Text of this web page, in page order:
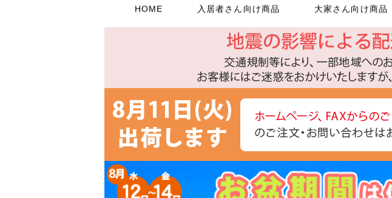
HOME 入居者さん向け商品
貼ってはがせる壁紙
ウォールステッカー
扉・窓・家具に使う
つまみ
スイッチプレート
コンセントプレート
ダボ
あおり止め
キャッチ
ラッチ
吊り金具
床に使う
貼ってはが
フローリン
ジョイント
水回りに使
FiberFix(フ
大家さん向け商品
トイレ用品
浴室用品
流し台所用品
洗面用品
水廻り工具
配管部品
水廻りアクセサリー
鍵・ドアノブ交換パーツ
玄関扉の錠・ドアノブ
浴室用ドアノブ
トイレ用ドアノブ
室内用鍵付きドアノブ
ウィルス・菌除去シート
手すり
お電話でのご注文
06-6723-5060
カスタマーセンター
平日9：30～17：00
FAXでの
06-7635-
FAX注文用
問合わせフォーム
こちらから
お電話で
06-6723-
カスタマー
平日9：30